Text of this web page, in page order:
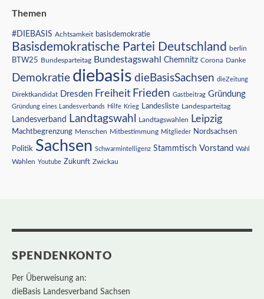
Themen
#DIEBASIS Achtsamkeit basisdemokratie
Basisdemokratische Partei Deutschland berlin
BTW25 Bundesparteitag Bundestagswahl Chemnitz Corona Danke
Demokratie diebasis dieBasisSachsen dieZeitung
Direktkandidat Dresden Freiheit Frieden Gastbeitrag Gründung
Gründung eines Landesverbands Hilfe Krieg Landesliste Landesparteitag
Landesverband Landtagswahl Landtagswahlen Leipzig
Machtbegrenzung Menschen Mitbestimmung Mitglieder Nordsachsen
Politik Sachsen Schwarmintelligenz Stammtisch Vorstand Wahl
Wahlen Youtube Zukunft Zwickau
SPENDENKONTO
Per Überweisung an:
dieBasis Landesverband Sachsen